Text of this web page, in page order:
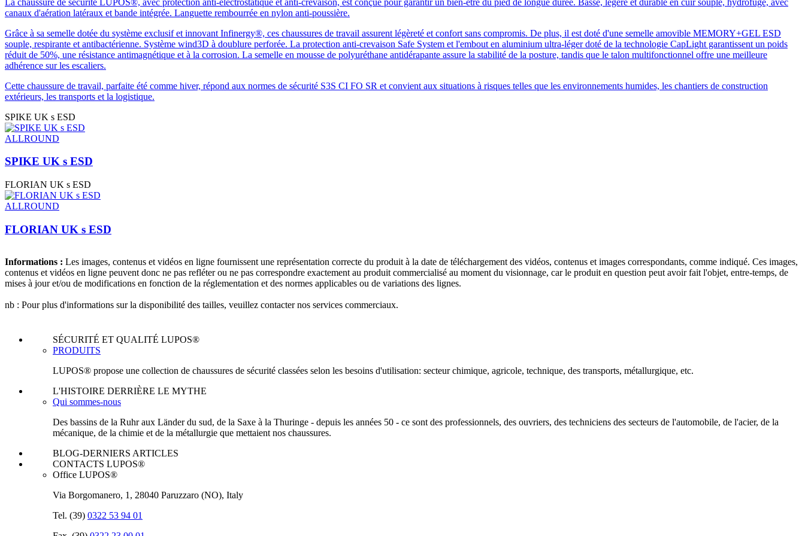
canaux d'aération latéraux et bande intégrée. Languette rembourrée en nylon anti-poussière.
Grâce à sa semelle dotée du système exclusif et innovant Infinergy®, ces chaussures de travail assurent légèreté et confort sans compromis. De plus, il est doté d'une semelle amovible MEMORY+GEL ESD
souple, respirante et antibactérienne. Système wind3D à doublure perforée. La protection anti-crevaison Safe System et l'embout en aluminium ultra-léger doté de la technologie CapLight garantissent un poids
réduit de 50%, une résistance antimagnétique et à la corrosion. La semelle en mousse de polyuréthane antidérapante assure la stabilité de la posture, tandis que le talon multifonctionnel offre une meilleure
adhérence sur les escaliers.
Cette chaussure de travail, parfaite été comme hiver, répond aux normes de sécurité S3S CI FO SR et convient aux situations à risques telles que les environnements humides, les chantiers de construction
extérieurs, les transports et la logistique.
SPIKE UK s ESD
ALLROUND
SPIKE UK s ESD
FLORIAN UK s ESD
ALLROUND
FLORIAN UK s ESD
Informations : Les images, contenus et vidéos en ligne fournissent une représentation correcte du produit à la date de téléchargement des vidéos, contenus et images correspondants, comme indiqué. Ces images,
contenus et vidéos en ligne peuvent donc ne pas refléter ou ne pas correspondre exactement au produit commercialisé au moment du visionnage, car le produit en question peut avoir fait l'objet, entre-temps, de
mises à jour et/ou de modifications en fonction de la réglementation et des normes applicables ou de variations des lignes.
nb : Pour plus d'informations sur la disponibilité des tailles, veuillez contacter nos services commerciaux.
SÉCURITÉ ET QUALITÉ LUPOS®
PRODUITS
LUPOS® propose une collection de chaussures de sécurité classées selon les besoins d'utilisation: secteur chimique, agricole, technique, des transports, métallurgique, etc.
L'HISTOIRE DERRIÈRE LE MYTHE
Qui sommes-nous
Des bassins de la Ruhr aux Länder du sud, de la Saxe à la Thuringe - depuis les années 50 - ce sont des professionnels, des ouvriers, des techniciens des secteurs de l'automobile, de l'acier, de la
mécanique, de la chimie et de la métallurgie que mettaient nos chaussures.
BLOG-DERNIERS ARTICLES
CONTACTS LUPOS®
Office LUPOS®
Via Borgomanero, 1, 28040 Paruzzaro (NO), Italy
Tel. (39) 0322 53 94 01